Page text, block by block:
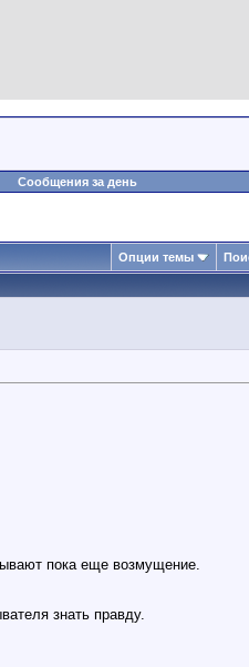
Сообщения за день
Опции темы
пока еще возмущение.
знать правду.